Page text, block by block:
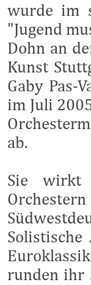
wurde im
"Jugend
Dohn an
Kunst
Gaby Pas-
im Juli
ab.
Sie wirkt
runden ihr